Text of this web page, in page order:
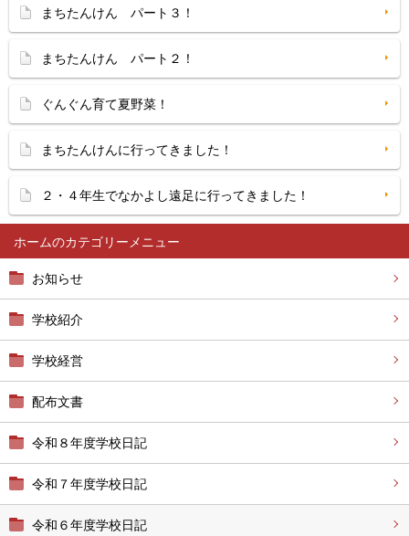
ホーム
お知らせ
学校紹介
学校経営
配布文書
令和８年度学校日記
令和７年度学校日記
令和６年度学校日記
まちたんけん パート３！
まちたんけん パート２！
ぐんぐん育て夏野菜！
まちたんけんに行ってきました！
２・４年生でなかよし遠足に行ってきました！